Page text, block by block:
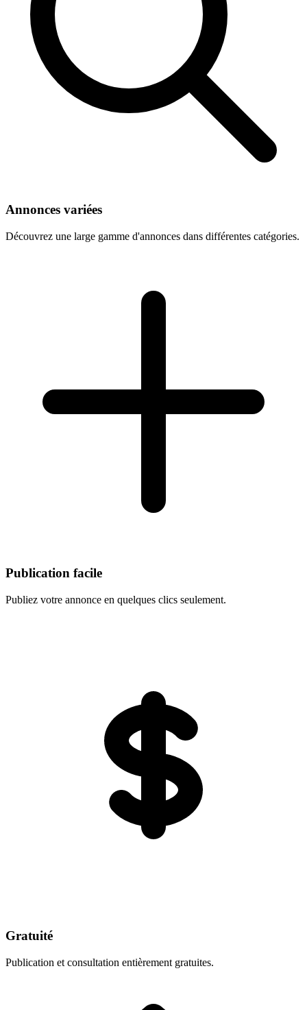
Annonces variées
Découvrez une large gamme d'annonces dans différentes catégories.
Publication facile
Publiez votre annonce en quelques clics seulement.
Gratuité
Publication et consultation entièrement gratuites.